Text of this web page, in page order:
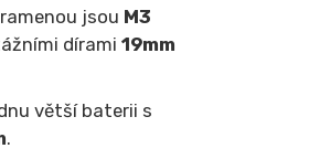
jsou M3
dírami 19mm
větší baterii s
.